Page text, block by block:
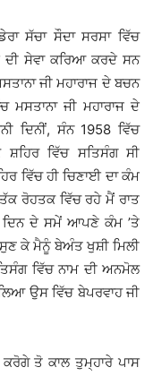
ਸੱਚਾ ਸੌਦਾ ਸਰਸਾ ਵਿੱਚ
ਦੀ ਸੇਵਾ ਕਰਿਆ ਕਰਦੇ ਸਨ
ਜੀ ਮਹਾਰਾਜ ਦੇ ਬਚਨ
ਜੀ ਮਹਾਰਾਜ ਦੇ
ਦਿਨੀਂ, ਸੰਨ 1958 ਵਿੱਚ
ਸ਼ਹਿਰ ਵਿੱਚ ਸਤਿਸੰਗ ਸੀ
ਵਿੱਚ ਹੀ ਚਿਣਾਈ ਦਾ ਕੰਮ
ਰੋਹਤਕ ਵਿੱਚ ਰਹੇ ਮੈਂ ਰਾਤ
ਦਿਨ ਦੇ ਸਮੇਂ ਆਪਣੇ ਕੰਮ ’ਤੇ
ਕੇ ਮੈਨੂੰ ਬੇਅੰਤ ਖੁਸ਼ੀ ਮਿਲੀ
ਵਿੱਚ ਨਾਮ ਦੀ ਅਨਮੋਲ
ਉਸ ਵਿੱਚ ਬੇਪਰਵਾਹ ਜੀ
ਤੋ ਕਾਲ ਤੁਮ੍ਹਾਰੇ ਪਾਸ